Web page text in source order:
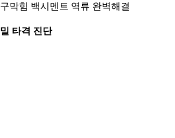
막힘 백시멘트 역류 완벽해결
타격 진단